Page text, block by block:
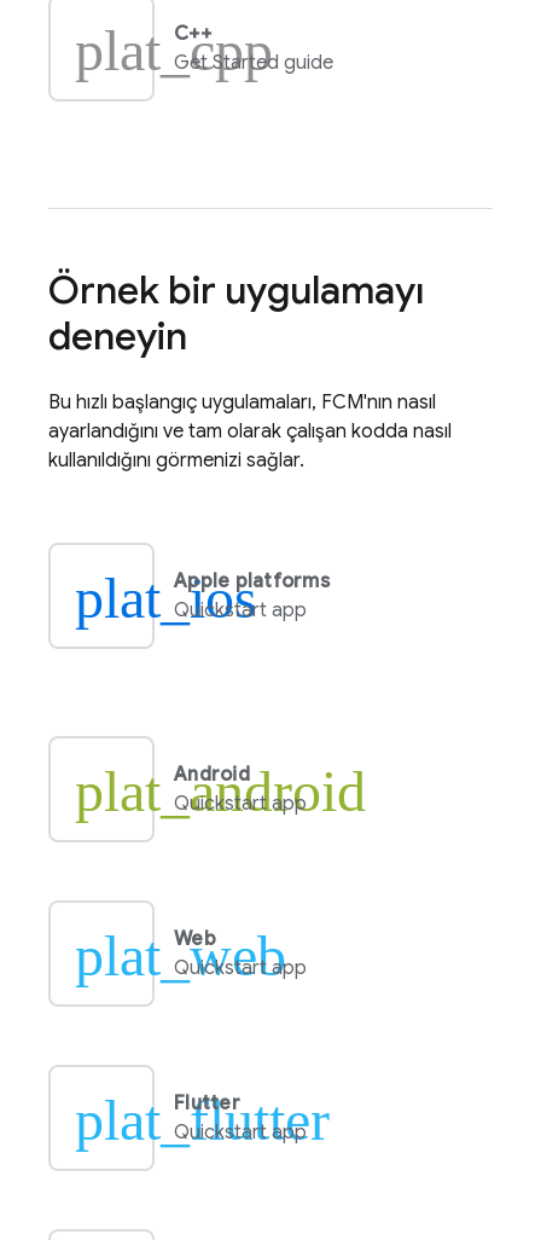
plat_cpp
C++
Get Started guide
Örnek bir uygulamayı
deneyin
Bu hızlı başlangıç uygulamaları, FCM'nın nasıl
ayarlandığını ve tam olarak çalışan kodda nasıl
kullanıldığını görmenizi sağlar.
plat_ios
Apple platforms
Quickstart app
plat_android
Android
Quickstart app
plat_web
Web
Quickstart app
plat_flutter
Flutter
Quickstart app